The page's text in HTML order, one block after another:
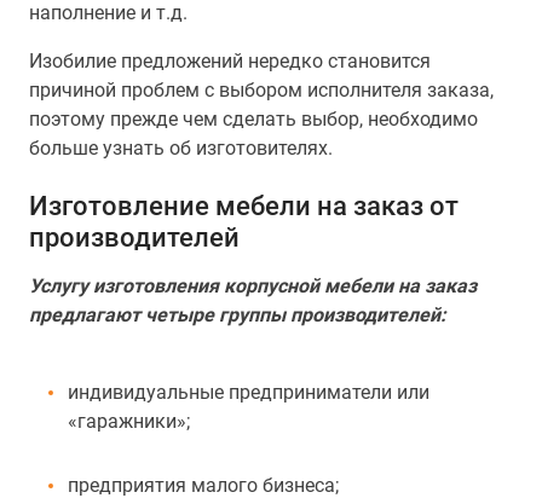
наполнение и т.д.
Изобилие предложений нередко становится
причиной проблем с выбором исполнителя заказа,
поэтому прежде чем сделать выбор, необходимо
больше узнать об изготовителях.
Изготовление мебели на заказ от
производителей
Услугу изготовления корпусной мебели на заказ
предлагают четыре группы производителей:
индивидуальные предприниматели или
«гаражники»;
предприятия малого бизнеса;